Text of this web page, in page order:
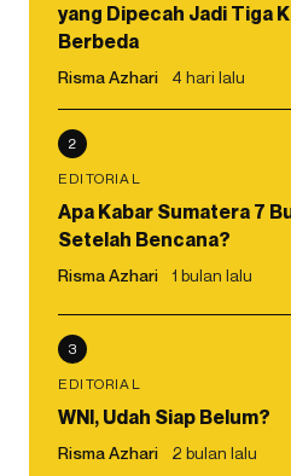
yang Dipecah Jadi Tiga
Berbeda
Risma Azhari 4 hari lalu
2
EDITORIAL
Apa Kabar Sumatera 7
Setelah Bencana?
Risma Azhari 1 bulan lalu
3
EDITORIAL
WNI, Udah Siap Belum?
Risma Azhari 2 bulan lalu